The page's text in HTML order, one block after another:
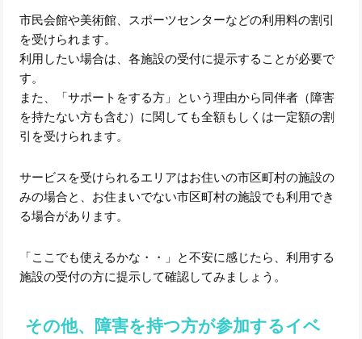
市民会館や美術館、スポーツセンターなどの利用料の割引
を受けられます。
利用したい場合は、各施設の受付に提示することが必要で
す。
また、「サポートをする方」という理由から同伴者（障害
を持たない方も含む）に関しても全額もしくは一定額の割
引を受けられます。
サービスを受けられるエリアはお住いの市区町村の施設の
みの場合と、お住まいでない市区町村の施設でも利用でき
る場合があります。
「ここでも使えるかな・・」と不安に感じたら、利用する
施設の受付の方に提示して確認してみましょう。
その他、障害を持つ方が参加するイベ